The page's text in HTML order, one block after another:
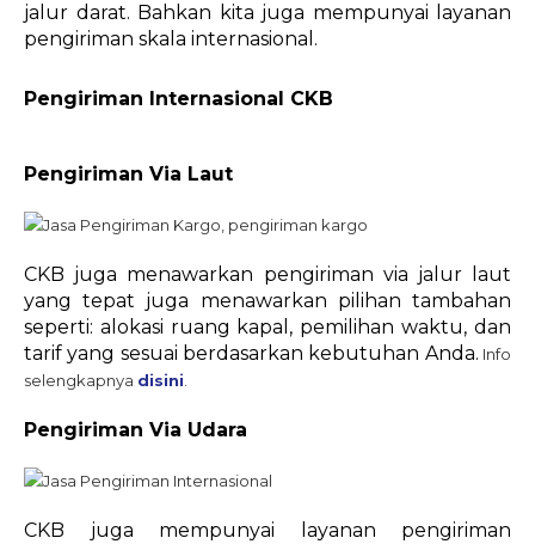
jalur darat. Bahkan kita juga mempunyai layanan
pengiriman skala internasional.
Pengiriman Internasional CKB
Pengiriman Via Laut
CKB juga menawarkan pengiriman via jalur laut
yang tepat juga menawarkan pilihan tambahan
seperti: alokasi ruang kapal, pemilihan waktu, dan
tarif yang sesuai berdasarkan kebutuhan Anda. Info
selengkapnya disini.
Pengiriman Via Udara
CKB juga mempunyai layanan pengiriman